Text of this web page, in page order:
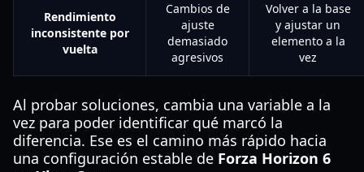
Rendimiento
inconsistente por
vuelta
Cambios de
ajuste
demasiado
agresivos
Volver a la base
y ajustar un
elemento a la
vez
Al probar soluciones, cambia una variable a la
vez para poder identificar qué marcó la
diferencia. Ese es el camino más rápido hacia
una configuración estable de Forza Horizon 6